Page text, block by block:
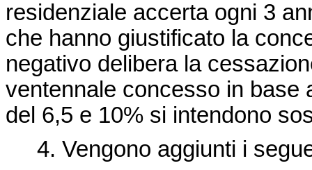
residenziale accerta ogni 3
che hanno giustificato la
negativo delibera la
ventennale concesso in base
del 6,5 e 10% si intendono
4. Vengono aggiunti i